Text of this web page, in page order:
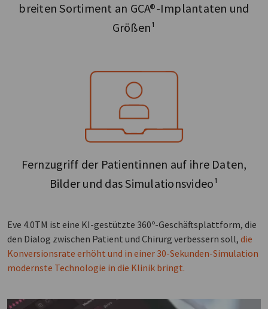
breiten Sortiment an GCA®-Implantaten und
Größen¹
Fernzugriff der Patientinnen auf ihre Daten,
Bilder und das Simulationsvideo¹
Eve 4.0TM ist eine KI-gestützte 360º-Geschäftsplattform, die
den Dialog zwischen Patient und Chirurg verbessern soll, die
Konversionsrate erhöht und in einer 30-Sekunden-Simulation
modernste Technologie in die Klinik bringt.